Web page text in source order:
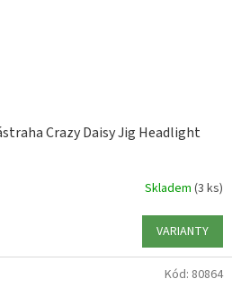
Crazy Daisy Jig Headlight
Skladem (3 ks)
VARIANTY
Kód: 80864